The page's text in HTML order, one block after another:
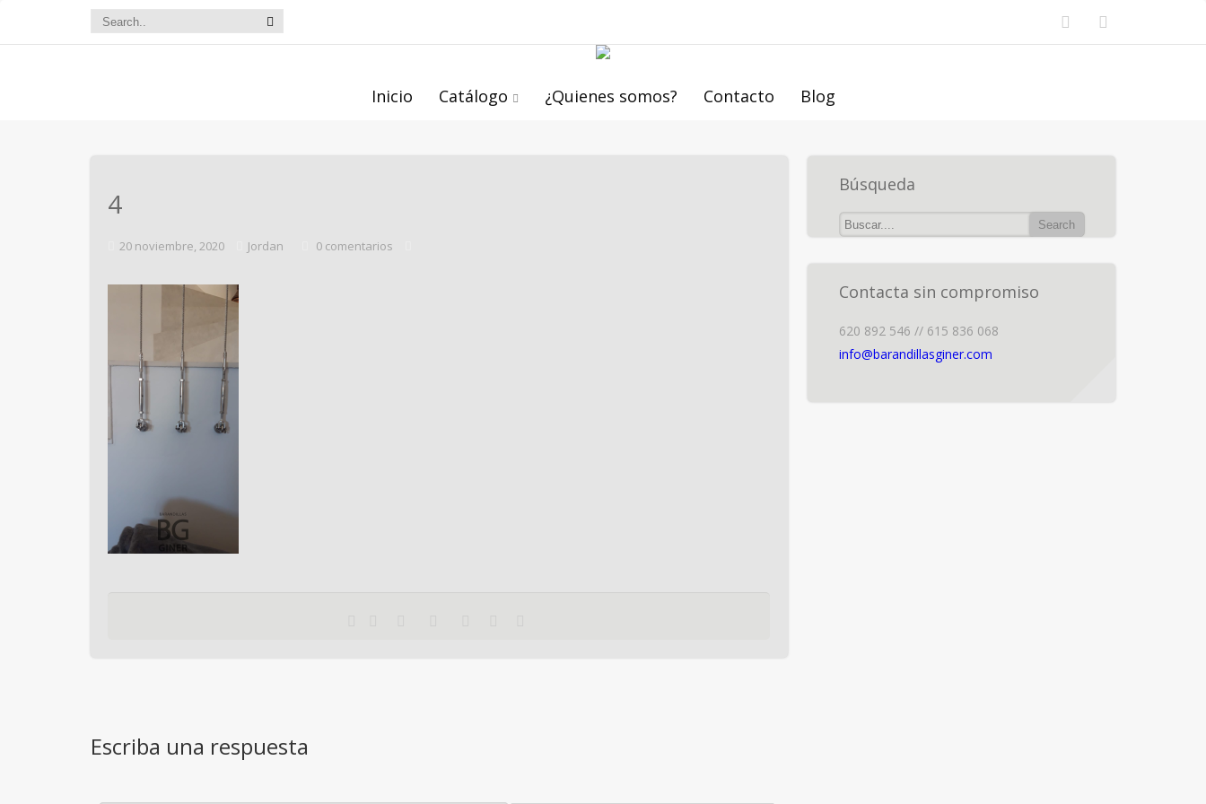
Inicio Catálogo ¿Quienes somos? Contacto Blog
4
20 noviembre, 2020 Jordan 0 comentarios
Escriba una respuesta
Búsqueda
Contacta sin compromiso
620 892 546 // 615 836 068
info@barandillasginer.com